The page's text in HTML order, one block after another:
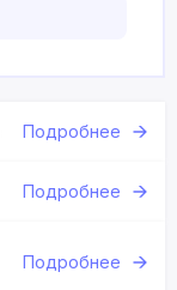
Подробнее
Подробнее
Подробнее